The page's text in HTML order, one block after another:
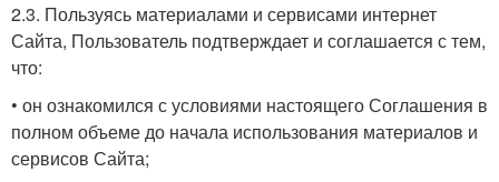
2.3. Пользуясь материалами и сервисами интернет
Сайта, Пользователь подтверждает и соглашается с тем,
что:
• он ознакомился с условиями настоящего Соглашения в
полном объеме до начала использования материалов и
сервисов Сайта;